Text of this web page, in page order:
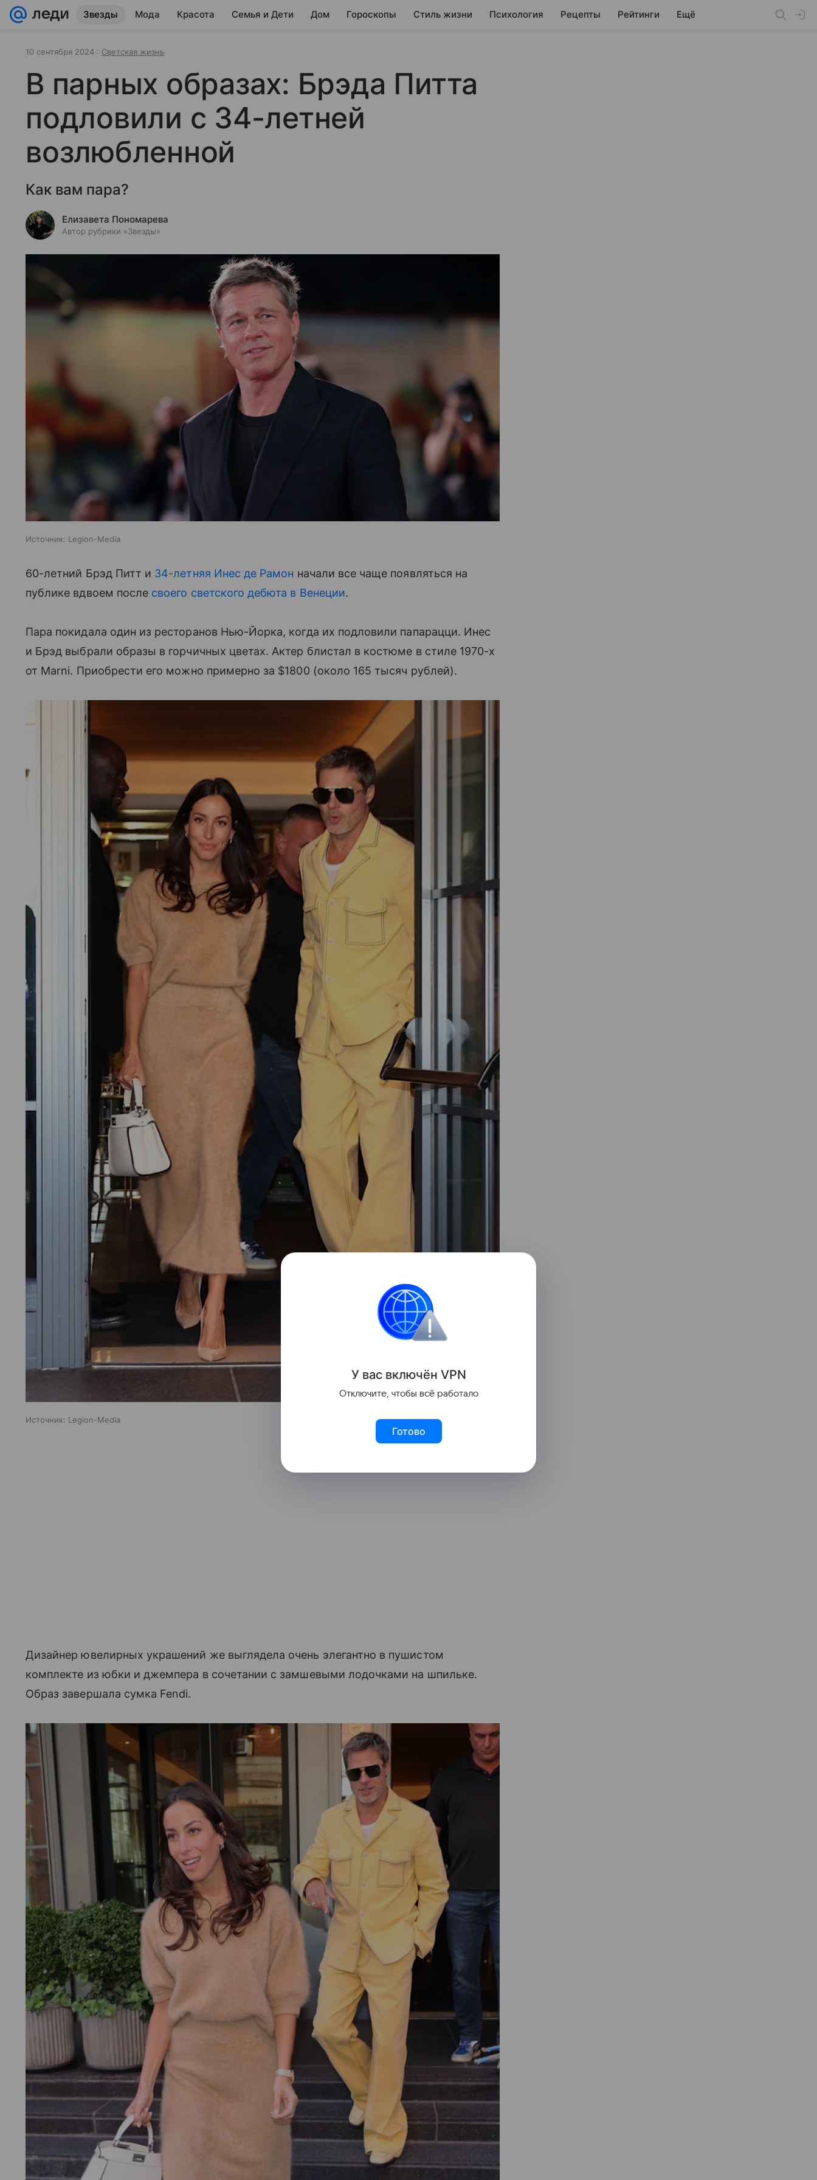
Звезды Мода Красота Семья и Дети Дом Гороскопы Стиль жизни Психология Рецепты Рейтинги Ещё
10 сентября 2024 Светская жизнь
В парных образах: Брэда Питта
подловили с 34-летней
возлюбленной
Как вам пара?
Елизавета Пономарева
Автор рубрики «Звезды»
Источник: Legion-Media
60-летний Брэд Питт и 34-летняя Инес де Рамон начали все чаще появляться на
публике вдвоем после своего светского дебюта в Венеции.
Пара покидала один из ресторанов Нью-Йорка, когда их подловили папарацци. Инес
и Брэд выбрали образы в горчичных цветах. Актер блистал в костюме в стиле 1970-х
от Marni. Приобрести его можно примерно за $1800 (около 165 тысяч рублей).
Источник: Legion-Media
Дизайнер ювелирных украшений же выглядела очень элегантно в пушистом
комплекте из юбки и джемпера в сочетании с замшевыми лодочками на шпильке.
Образ завершала сумка Fendi.
У вас включён VPN
Отключите, чтобы всё работало
Готово